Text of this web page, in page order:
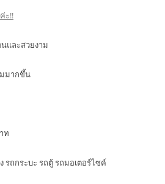
ะ!!
และสวยงาม
มมากขึ้น
ท
รถกระบะ รถตู้ รถมอเตอร์ไซค์